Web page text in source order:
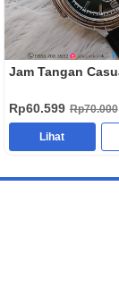
Rp60.599 Rp70.000
Lihat